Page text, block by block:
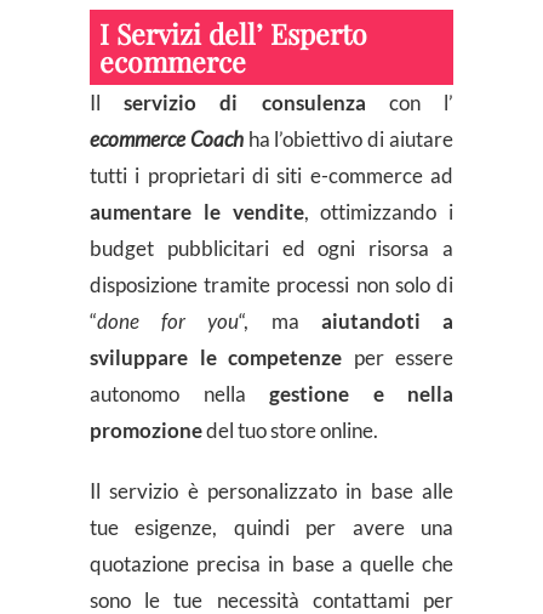
I Servizi dell’ Esperto
ecommerce
Ilservizio di consulenza con l’
ecommerce Coachha l’obiettivo di aiutare
tutti i proprietari di siti e-commerce ad
aumentare le vendite, ottimizzando i
budget pubblicitari ed ogni risorsa a
disposizione tramite processi non solo di
“done for you“, ma aiutandoti a
sviluppare le competenze per essere
autonomo nella gestione e nella
promozionedel tuo store online.
Il servizio è personalizzato in base alle
tue esigenze, quindi per avere una
quotazione precisa in base a quelle che
sono le tue necessità contattami per